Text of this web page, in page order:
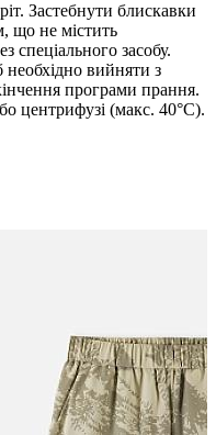
Застебнути блискавки
що не містить
спеціального засобу.
вийняти з
програми прання.
центрифузі (макс. 40°C).